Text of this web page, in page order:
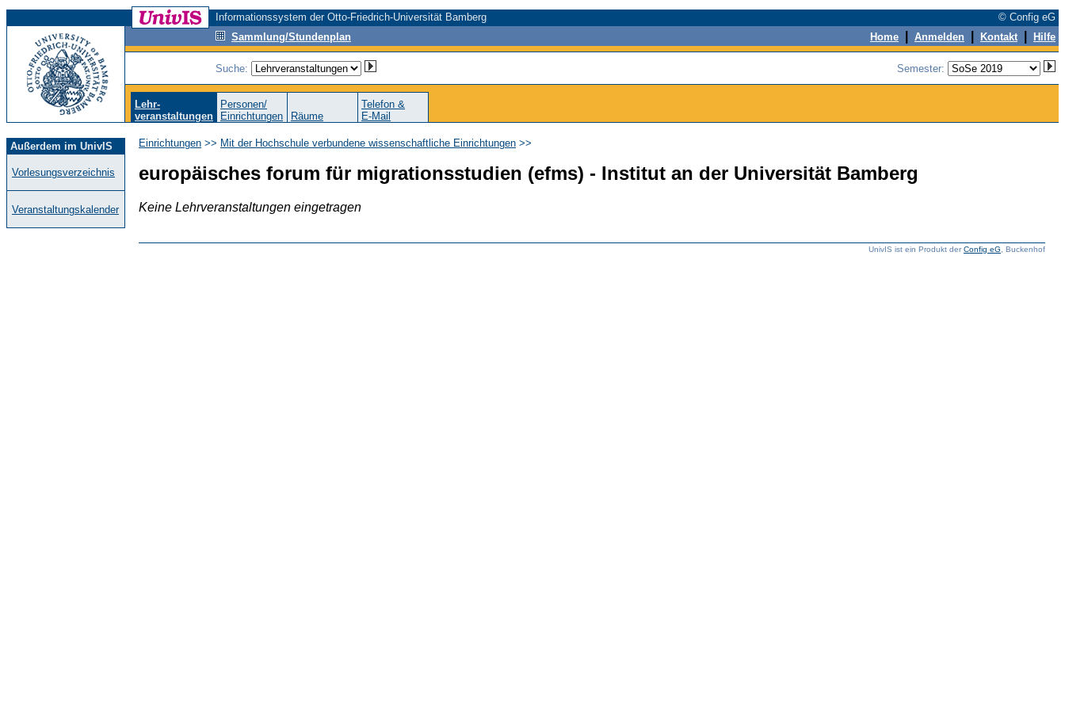
Informationssystem der Otto-Friedrich-Universität Bamberg
© Config eG
Sammlung/Stundenplan
Home Anmelden Kontakt Hilfe
Suche: Semester:
Lehr-
veranstaltungen
Personen/
Einrichtungen
Räume
Telefon &
E-Mail
Außerdem im UnivIS
Vorlesungsverzeichnis
Veranstaltungskalender
Einrichtungen >> Mit der Hochschule verbundene wissenschaftliche Einrichtungen >>
europäisches forum für migrationsstudien (efms) - Institut an der Universität Bamberg
Keine Lehrveranstaltungen eingetragen
UnivIS ist ein Produkt derConfig eG , Buckenhof